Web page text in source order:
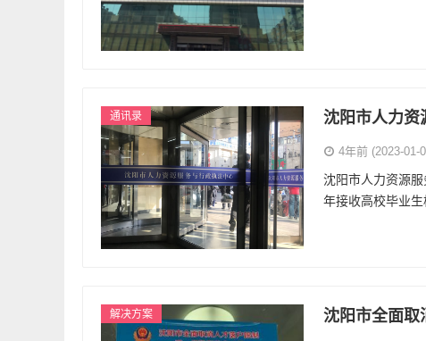
通讯录 沈阳市人力资
4年前 (2023-01-
沈阳市人力资源
年接收高校毕业
解决方案 沈阳市全面取